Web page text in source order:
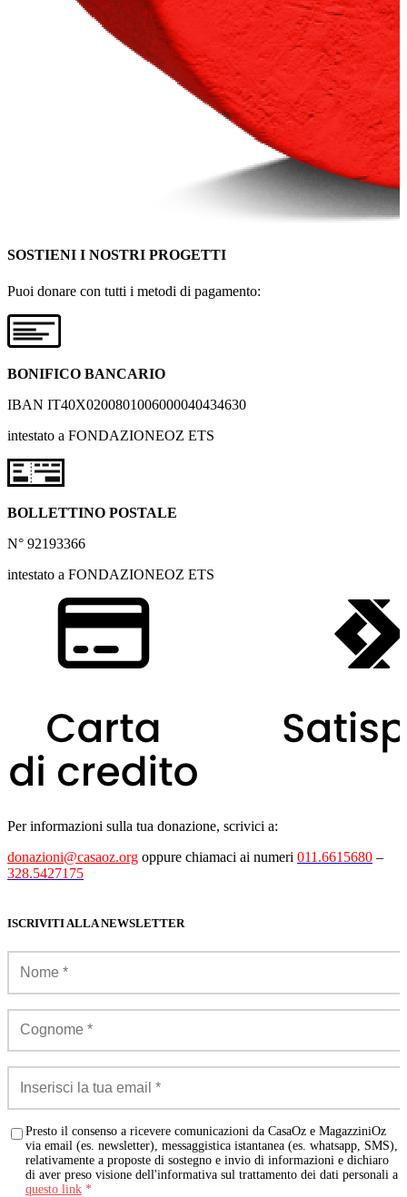
SOSTIENI I NOSTRI PROGETTI
Puoi donare con tutti i metodi di pagamento:
BONIFICO BANCARIO
IBAN IT40X0200801006000040434630
intestato a FONDAZIONEOZ ETS
BOLLETTINO POSTALE
N° 92193366
intestato a FONDAZIONEOZ ETS
Per informazioni sulla tua donazione, scrivici a:
donazioni@casaoz.org oppure chiamaci ai numeri 011.6615680 –
328.5427175
ISCRIVITI ALLA NEWSLETTER
Presto il consenso a ricevere comunicazioni da CasaOz e MagazziniOz
via email (es. newsletter), messaggistica istantanea (es. whatsapp, SMS),
relativamente a proposte di sostegno e invio di informazioni e dichiaro
di aver preso visione dell'informativa sul trattamento dei dati personali a
questo link *